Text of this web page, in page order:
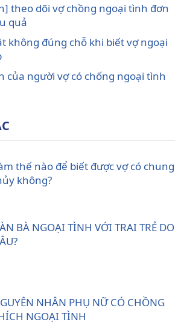
theo dõi vợ chồng ngoại tình đơn
quả
không đúng chỗ khi biết vợ ngoại
của người vợ có chống ngoại tình
thế nào để biết được vợ có chung
không?
BÀ NGOẠI TÌNH VỚI TRAI TRẺ DO
NHÂN PHỤ NỮ CÓ CHỒNG
NGOẠI TÌNH